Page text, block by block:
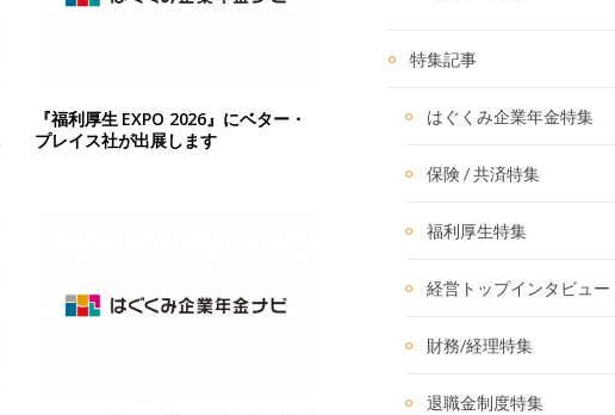
『福利厚生 EXPO 2026』にベター・
プレイス社が出展します
特集記事
はぐくみ企業年金特集
保険 / 共済特集
福利厚生特集
経営トップインタビュー
財務/経理特集
退職金制度特集